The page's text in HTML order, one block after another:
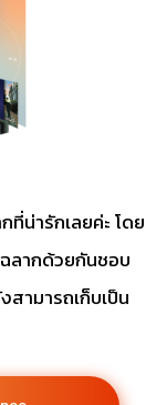
น่ารักเลยค่ะ โดย
ลากด้วยกันชอบ
สามารถเก็บเป็น